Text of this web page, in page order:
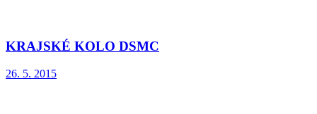
KRAJSKÉ KOLO DSMC
26. 5. 2015